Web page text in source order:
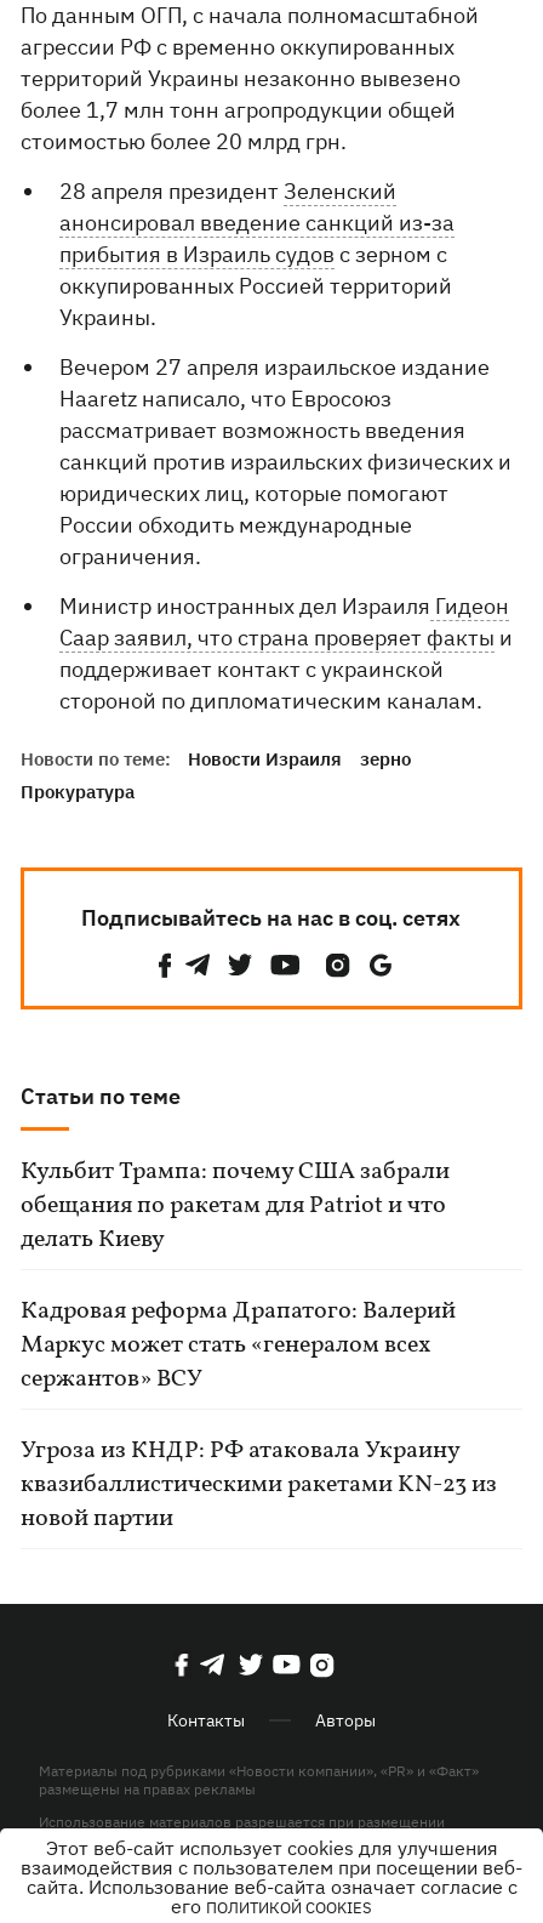
По данным ОГП, с начала полномасштабной
агрессии РФ с временно оккупированных
территорий Украины незаконно вывезено
более 1,7 млн тонн агропродукции общей
стоимостью более 20 млрд грн.
28 апреля президент Зеленский
анонсировал введение санкций из-за
прибытия в Израиль судов с зерном с
оккупированных Россией территорий
Украины.
Вечером 27 апреля израильское издание
Haaretz написало, что Евросоюз
рассматривает возможность введения
санкций против израильских физических и
юридических лиц, которые помогают
России обходить международные
ограничения.
Министр иностранных дел Израиля Гидеон
Саар заявил, что страна проверяет факты и
поддерживает контакт с украинской
стороной по дипломатическим каналам.
Новости по теме: Новости Израиля
зерно
Прокуратура
Подписывайтесь на нас в соц. сетях
Статьи по теме
Кульбит Трампа: почему США забрали
обещания по ракетам для Patriot и что
делать Киеву
Кадровая реформа Драпатого: Валерий
Маркус может стать «генералом всех
сержантов» ВСУ
Угроза из КНДР: РФ атаковала Украину
квазибаллистическими ракетами KN-23 из
новой партии
Контакты Авторы
Материалы под рубриками «Новости компании», «PR» и «Факт»
размещены на правах рекламы
Использование материалов разрешается при размещении
активной гиперссылки на KP.UA в первом абзаце.
© ООО «ЮЛАВ МЕДИА»,2026. Все права защищены.
Этот веб-сайт использует cookies для улучшения
взаимодействия с пользователем при посещении веб-
сайта. Использование веб-сайта означает согласие с
его ПОЛИТИКОЙ COOKIES